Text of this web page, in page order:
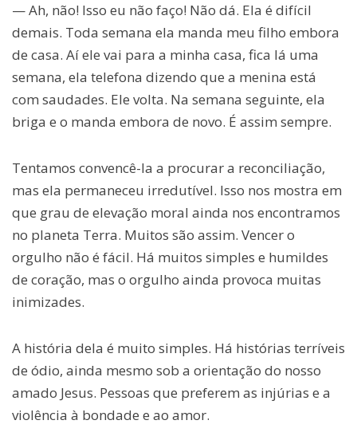
— Ah, não! Isso eu não faço! Não dá. Ela é difícil
demais. Toda semana ela manda meu filho embora
de casa. Aí ele vai para a minha casa, fica lá uma
semana, ela telefona dizendo que a menina está
com saudades. Ele volta. Na semana seguinte, ela
briga e o manda embora de novo. É assim sempre.
Tentamos convencê-la a procurar a reconciliação,
mas ela permaneceu irredutível. Isso nos mostra em
que grau de elevação moral ainda nos encontramos
no planeta Terra. Muitos são assim. Vencer o
orgulho não é fácil. Há muitos simples e humildes
de coração, mas o orgulho ainda provoca muitas
inimizades.
A história dela é muito simples. Há histórias terríveis
de ódio, ainda mesmo sob a orientação do nosso
amado Jesus. Pessoas que preferem as injúrias e a
violência à bondade e ao amor.